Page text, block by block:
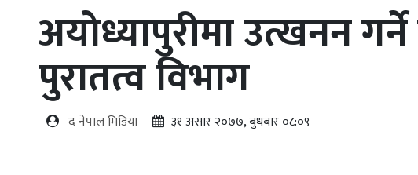
अयोध्यापुरीमा उत्खनन
पुरातत्व विभाग
द नेपाल मिडिया ३१ असार २०७७, बुधबार ०८:०९